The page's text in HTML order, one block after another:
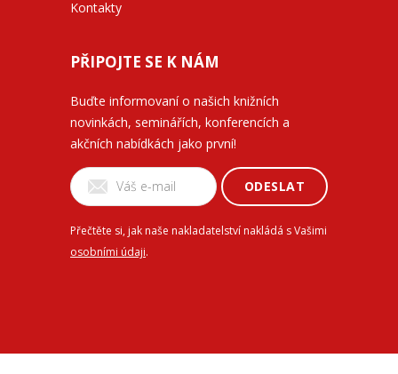
Kontakty
PŘIPOJTE SE K NÁM
Buďte informovaní o našich knižních
novinkách, seminářích, konferencích a
akčních nabídkách jako první!
ODESLAT
Přečtěte si, jak naše nakladatelství nakládá s Vašimi
osobními údaji.